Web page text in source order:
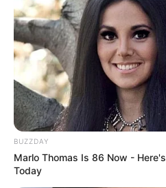
BUZZDAY
Marlo Thomas Is 86 Now -
Today